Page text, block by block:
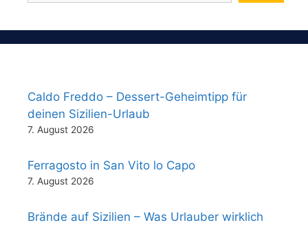
Caldo Freddo – Dessert-Geheimtipp für
deinen Sizilien-Urlaub
7. August 2026
Ferragosto in San Vito lo Capo
7. August 2026
Brände auf Sizilien – Was Urlauber wirklich